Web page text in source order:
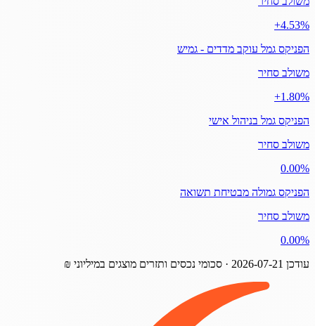
‎+4.53%
הפניקס גמל עוקב מדדים - גמיש
משולב סחיר
‎+1.80%
הפניקס גמל בניהול אישי
משולב סחיר
‎0.00%
הפניקס גמולה מבטיחת תשואה
משולב סחיר
‎0.00%
עודכן 2026-07-21 · סכומי נכסים ותזרים מוצגים במיליוני ₪